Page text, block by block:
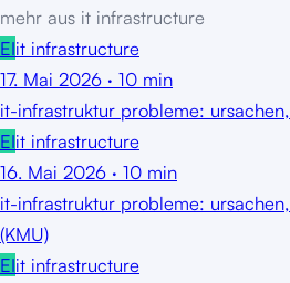
mehr aus it infrastructure
EIit infrastructure
17. Mai 2026 · 10 min
it-infrastruktur probleme:
EIit infrastructure
16. Mai 2026 · 10 min
it-infrastruktur probleme:
(KMU)
EIit infrastructure